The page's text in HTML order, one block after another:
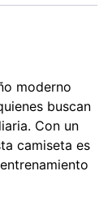
moderno
buscan
Con un
camiseta es